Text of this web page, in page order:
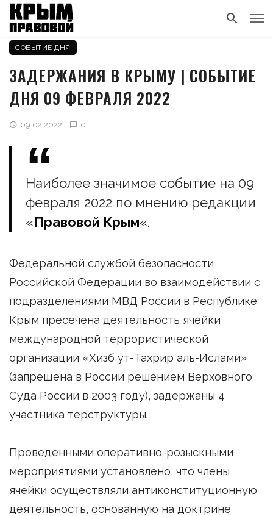
СОБЫТИЕ ДНЯ
ЗАДЕРЖАНИЯ В КРЫМУ | СОБЫТИЕ
ДНЯ 09 ФЕВРАЛЯ 2022
09.02.2022 0
Наиболее значимое событие на 09
февраля 2022 по мнению редакции
«Правовой Крым«.
Федеральной службой безопасности
Российской Федерации во взаимодействии с
подразделениями МВД России в Республике
Крым пресечена деятельность ячейки
международной террористической
организации «Хизб ут-Тахрир аль-Ислами»
(запрещена в России решением Верховного
Суда России в 2003 году), задержаны 4
участника терструктуры.
Проведенными оперативно-розыскными
мероприятиями установлено, что члены
ячейки осуществляли антиконституционную
деятельность, основанную на доктрине